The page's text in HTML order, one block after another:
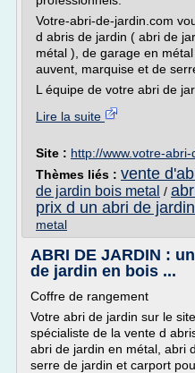
Votre-abri-de-jardin.com
d abris de jardin ( abri de
métal ), de garage en
auvent, marquise et de
L équipe de votre abri de
Lire la suite
Site : http://www.votre-
Thèmes liés : vente
de jardin bois metal /
prix d un abri de
metal
ABRI DE JARDIN :
de jardin en bois ...
Coffre de rangement
Votre abri de jardin sur le
spécialiste de la vente d
abri de jardin en métal, abri
serre de jardin et carport